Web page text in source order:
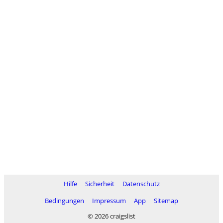
Hilfe Sicherheit
Datenschutz
Bedingungen
Impressum App
Sitemap
© 2026 craigslist